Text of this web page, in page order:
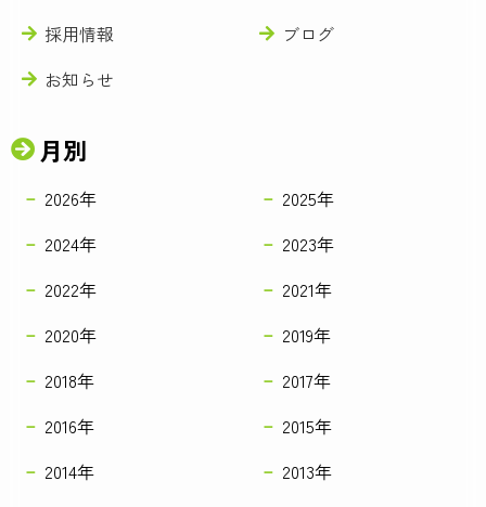
採用情報
ブログ
お知らせ
月別
2026年
2025年
2024年
2023年
2022年
2021年
2020年
2019年
2018年
2017年
2016年
2015年
2014年
2013年